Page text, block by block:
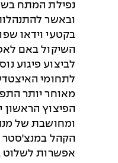
נפילת המתח
ובאשר
בקטעי וידאו
השיקול באם
הפיצוץ הראשון
ומחושבת של
הקהל במנצ'סטר
אפשרות לשלוט